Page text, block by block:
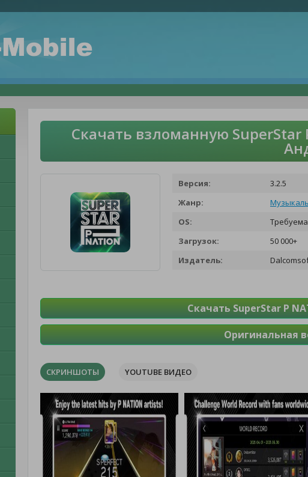
Скачать взломанную SuperStar
Версия:
3.2.5
Жанр:
OS:
Загрузок:
50 000+
Издатель:
Скачать SuperStar P
Оригинальная
СКРИНШОТЫ YOUTUBE ВИДЕО